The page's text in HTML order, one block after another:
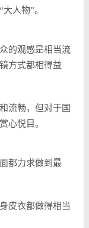
人物”。
的观感是相当流
方式都相得益
流畅，但对于国
心悦目。
都力求做到最
皮衣都做得相当